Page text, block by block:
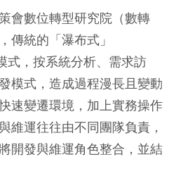
會數位轉型研究院（數轉
傳統的「瀑布式」
式，按系統分析、需求訪
模式，造成過程漫長且變動
速變遷環境，加上實務操作
維運往往由不同團隊負責，
開發與維運角色整合，並結